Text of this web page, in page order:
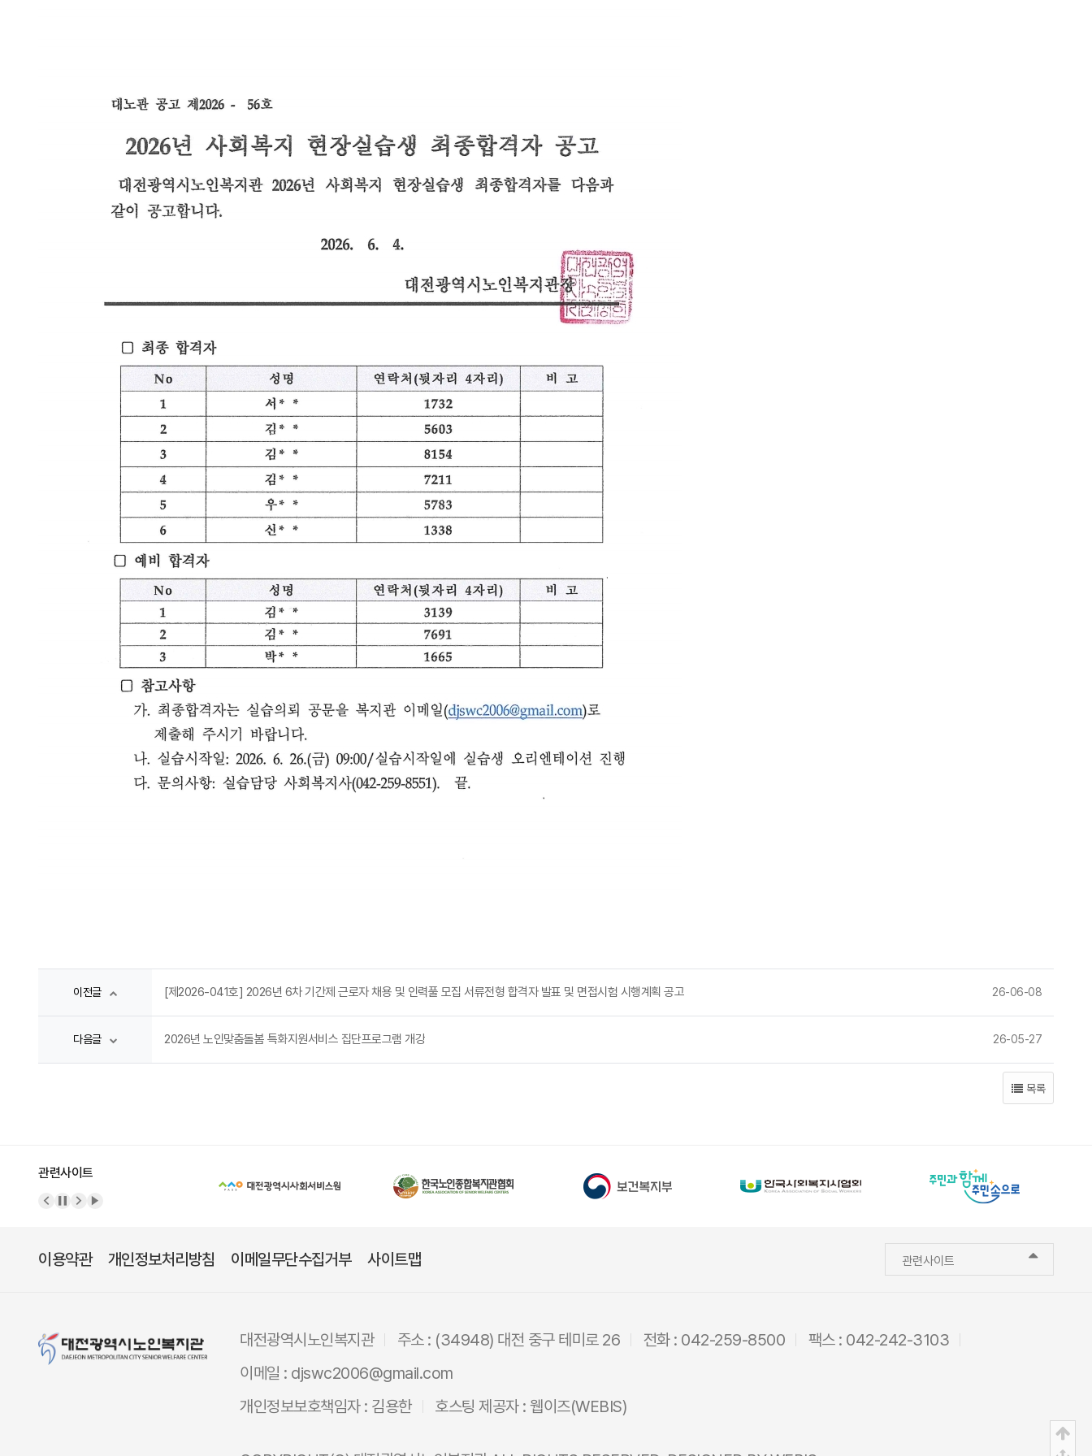
이전글 [제2026-041호] 2026년 6차 기간제 근로자 채용 및 인력풀 모집 서류전형 합격자 발표 및 면접시험 시행계획 공고 26-06-08
다음글 2026년 노인맞춤돌봄 특화지원서비스 집단프로그램 개강 26-05-27
목록
관련사이트
이전 배너
배너 정지
다음 배너
배너 재생
이용약관 개인정보처리방침 이메일무단수집거부 사이트맵 관련사이트
대전광역시노인복지관 주소 : (34948) 대전 중구 테미로 26 전화 : 042-259-8500
팩스 : 042-242-3103
이메일 : djswc2006@gmail.com
개인정보보호책임자 : 김용한
호스팅 제공자 :웹이즈(WEBIS)
상